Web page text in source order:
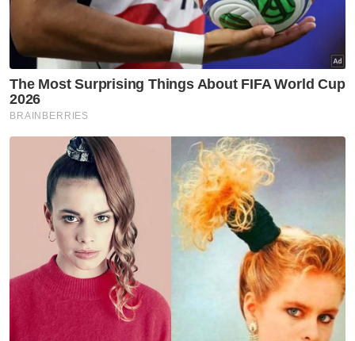
Artikel Disyorkan
Politik
Sabah, Sarawak boleh jadi 'king
Politik
Tawaran sertai Kerajaan
Perpaduan?: 'Kita tunggu dan
lihat' - Pas
Politik
PN serah RoS siasat aduan
Bersatu
Politik